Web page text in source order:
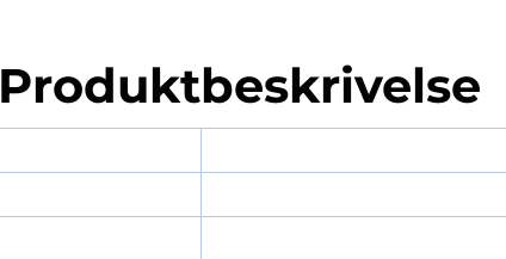
Produktbeskrivelse